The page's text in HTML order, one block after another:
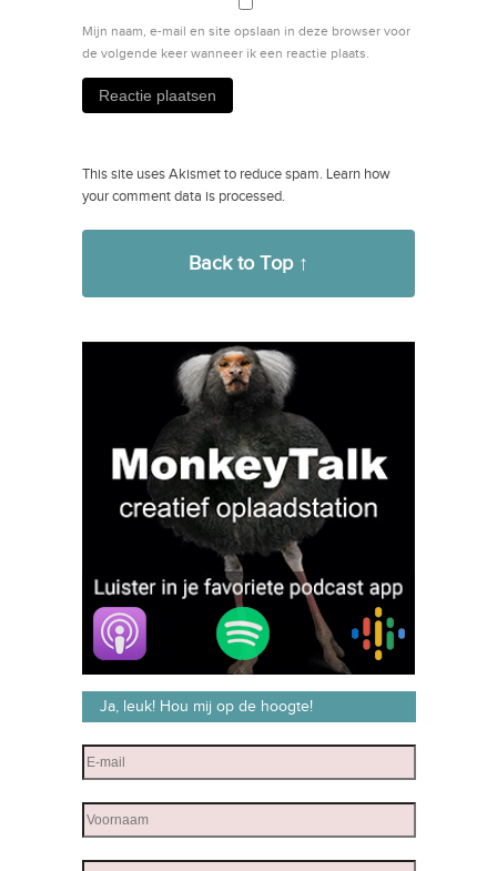
Mijn naam, e-mail en site opslaan in deze browser voor
de volgende keer wanneer ik een reactie plaats.
This site uses Akismet to reduce spam. Learn how
your comment data is processed.
Back to Top ↑
Ja, leuk! Hou mij op de hoogte!